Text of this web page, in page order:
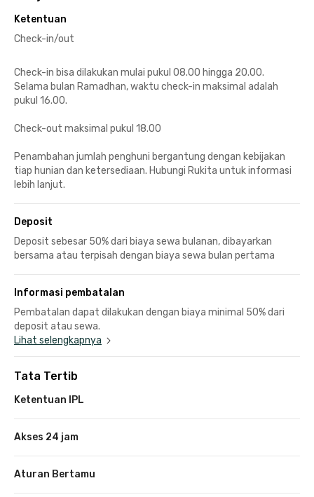
Ketentuan
Check-in/out
Check-in bisa dilakukan mulai pukul 08.00 hingga 20.00.
Selama bulan Ramadhan, waktu check-in maksimal adalah
pukul 16.00.
Check-out maksimal pukul 18.00
Penambahan jumlah penghuni bergantung dengan kebijakan
tiap hunian dan ketersediaan. Hubungi Rukita untuk informasi
lebih lanjut.
Deposit
Deposit sebesar 50% dari biaya sewa bulanan, dibayarkan
bersama atau terpisah dengan biaya sewa bulan pertama
Informasi pembatalan
Pembatalan dapat dilakukan dengan biaya minimal 50% dari
deposit atau sewa.
Lihat selengkapnya
Tata Tertib
Ketentuan IPL
Akses 24 jam
Aturan Bertamu